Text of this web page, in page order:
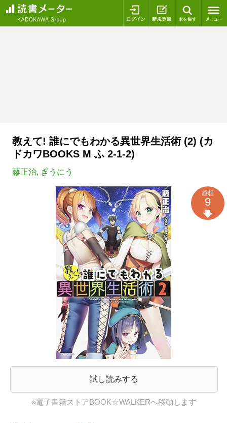
ログイン 新規登録
教えて! 誰にでもわかる異世界生活術 (2) (カ
ドカワBOOKS M ふ 2-1-2)
藤正治, ぎうにう
試し読みする
※電子書籍ストアBOOK☆WALKERへ移動します
感想
9